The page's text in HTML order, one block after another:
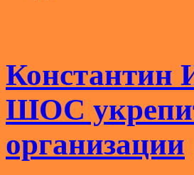
Константин
ШОС укрепит
организации